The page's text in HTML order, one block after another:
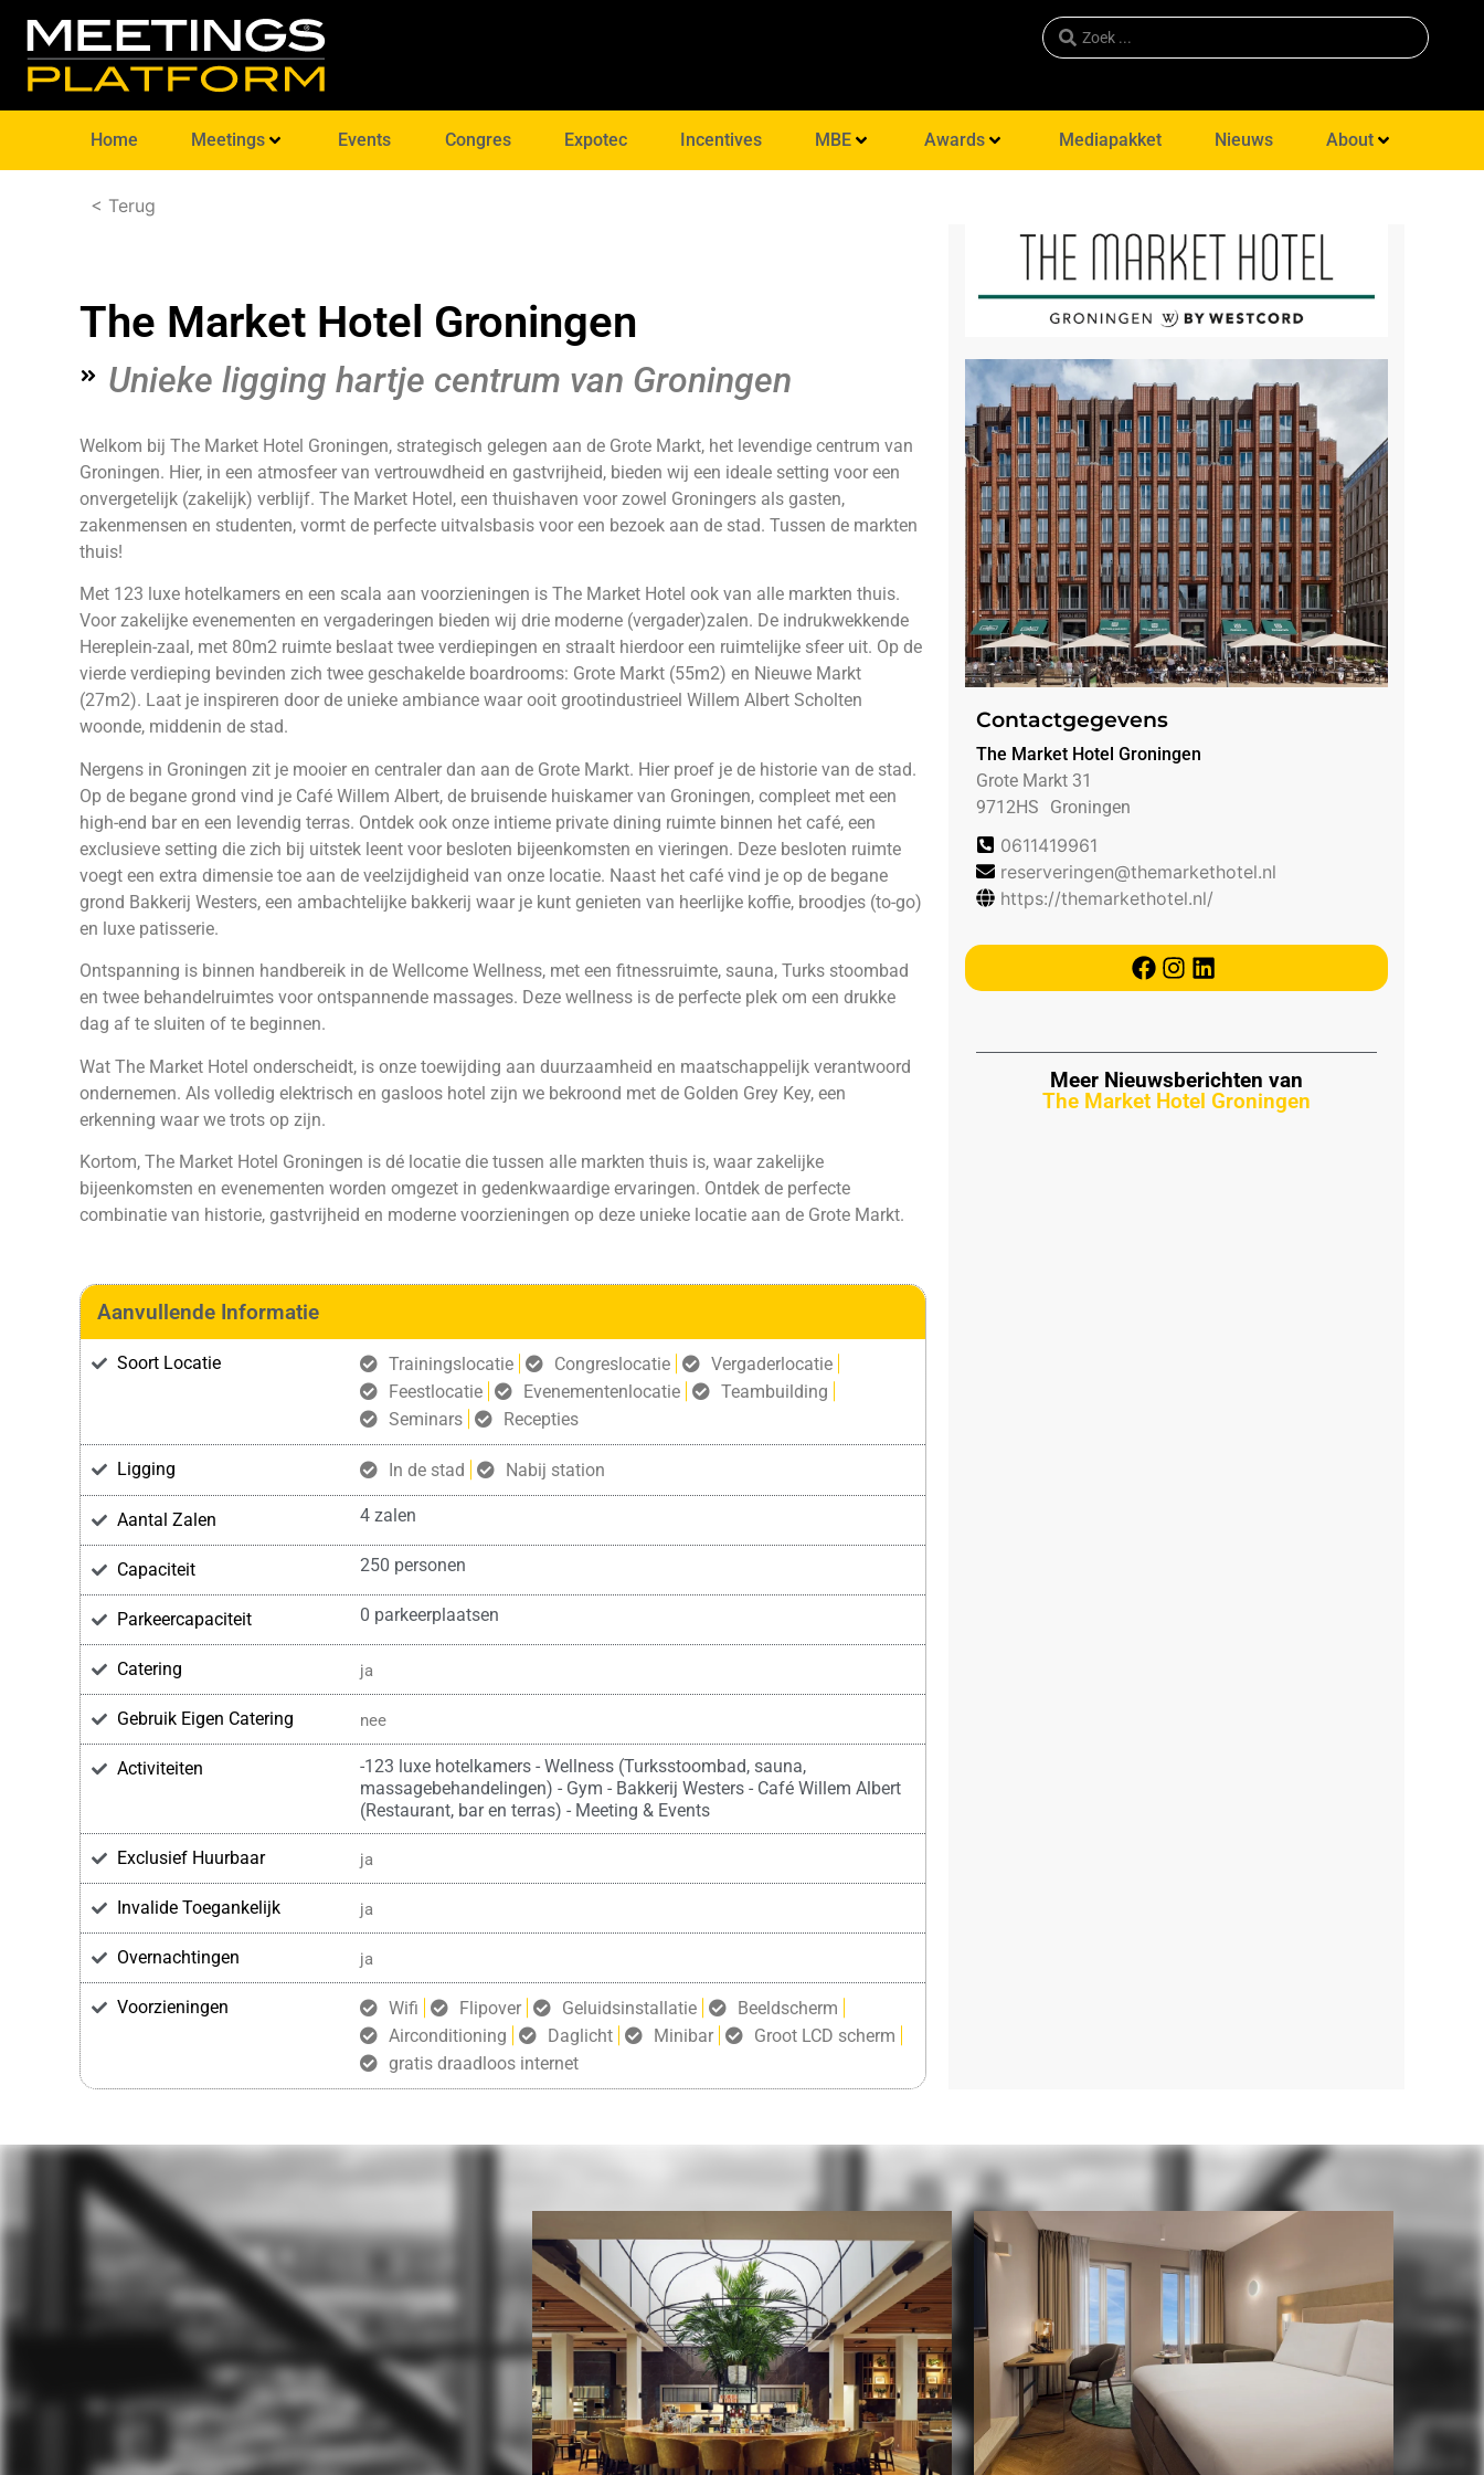
Home Meetings Events Congres Expotec Incentives MBE Awards Mediapakket Nieuws About
< Terug
The Market Hotel Groningen
Unieke ligging hartje centrum van Groningen
Welkom bij The Market Hotel Groningen, strategisch gelegen aan de Grote Markt, het levendige centrum van
Groningen. Hier, in een atmosfeer van vertrouwdheid en gastvrijheid, bieden wij een ideale setting voor een
onvergetelijk (zakelijk) verblijf. The Market Hotel, een thuishaven voor zowel Groningers als gasten,
zakenmensen en studenten, vormt de perfecte uitvalsbasis voor een bezoek aan de stad. Tussen de markten
thuis!
Met 123 luxe hotelkamers en een scala aan voorzieningen is The Market Hotel ook van alle markten thuis.
Voor zakelijke evenementen en vergaderingen bieden wij drie moderne (vergader)zalen. De indrukwekkende
Hereplein-zaal, met 80m2 ruimte beslaat twee verdiepingen en straalt hierdoor een ruimtelijke sfeer uit. Op de
vierde verdieping bevinden zich twee geschakelde boardrooms: Grote Markt (55m2) en Nieuwe Markt
(27m2). Laat je inspireren door de unieke ambiance waar ooit grootindustrieel Willem Albert Scholten
woonde, middenin de stad.
Nergens in Groningen zit je mooier en centraler dan aan de Grote Markt. Hier proef je de historie van de stad.
Op de begane grond vind je Café Willem Albert, de bruisende huiskamer van Groningen, compleet met een
high-end bar en een levendig terras. Ontdek ook onze intieme private dining ruimte binnen het café, een
exclusieve setting die zich bij uitstek leent voor besloten bijeenkomsten en vieringen. Deze besloten ruimte
voegt een extra dimensie toe aan de veelzijdigheid van onze locatie. Naast het café vind je op de begane
grond Bakkerij Westers, een ambachtelijke bakkerij waar je kunt genieten van heerlijke koffie, broodjes (to-go)
en luxe patisserie.
Ontspanning is binnen handbereik in de Wellcome Wellness, met een fitnessruimte, sauna, Turks stoombad
en twee behandelruimtes voor ontspannende massages. Deze wellness is de perfecte plek om een drukke
dag af te sluiten of te beginnen.
Wat The Market Hotel onderscheidt, is onze toewijding aan duurzaamheid en maatschappelijk verantwoord
ondernemen. Als volledig elektrisch en gasloos hotel zijn we bekroond met de Golden Grey Key, een
erkenning waar we trots op zijn.
Kortom, The Market Hotel Groningen is dé locatie die tussen alle markten thuis is, waar zakelijke
bijeenkomsten en evenementen worden omgezet in gedenkwaardige ervaringen. Ontdek de perfecte
combinatie van historie, gastvrijheid en moderne voorzieningen op deze unieke locatie aan de Grote Markt.
Aanvullende Informatie
Soort Locatie Trainingslocatie Congreslocatie
Vergaderlocatie
Feestlocatie
Evenementenlocatie
Teambuilding
Seminars
Recepties
Ligging In de stad Nabij station
Aantal Zalen 4 zalen
Capaciteit 250 personen
Parkeercapaciteit 0 parkeerplaatsen
Catering ja
Gebruik Eigen Catering nee
Activiteiten
-123 luxe hotelkamers - Wellness (Turksstoombad, sauna,
massagebehandelingen) - Gym - Bakkerij Westers - Café Willem Albert
(Restaurant, bar en terras) - Meeting & Events
Exclusief Huurbaar ja
Invalide Toegankelijk ja
Overnachtingen ja
Voorzieningen Wifi Flipover Geluidsinstallatie
Beeldscherm
Airconditioning
Daglicht Minibar
Groot LCD scherm
gratis draadloos internet
Contactgegevens
The Market Hotel Groningen
Grote Markt 31
9712HS
Groningen
0611419961
reserveringen@themarkethotel.nl
https://themarkethotel.nl/
Meer Nieuwsberichten van
The Market Hotel Groningen